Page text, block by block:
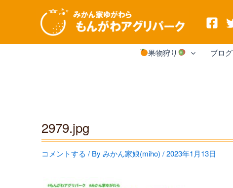
内
果物狩り ブログ
2979.jpg
コメントする / By みかん家娘(miho) /2023年1月13日